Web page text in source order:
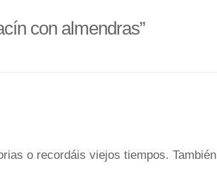
con almendras”
o recordáis viejos tiempos. También